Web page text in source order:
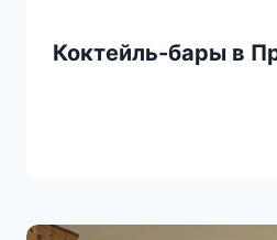
Коктейль-бары в